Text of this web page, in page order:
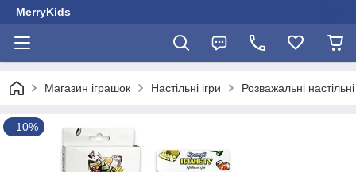
MerryKids
Магазин іграшок Настільні ігри Розважальні настільні
–10%